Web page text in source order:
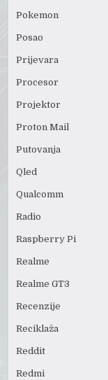
Pokemon
Posao
Prijevara
Procesor
Projektor
Proton Mail
Putovanja
Qled
Qualcomm
Radio
Raspberry Pi
Realme
Realme GT3
Recenzije
Reciklaža
Reddit
Redmi